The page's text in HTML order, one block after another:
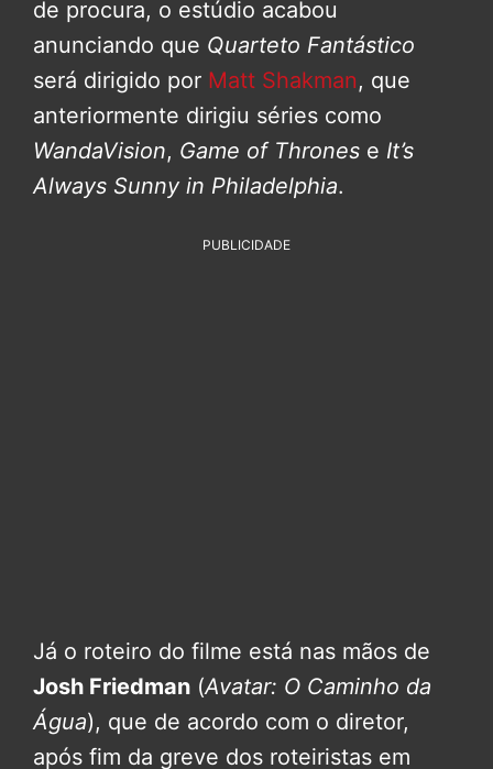
de procura, o estúdio acabou
anunciando que Quarteto Fantástico
será dirigido por Matt Shakman, que
anteriormente dirigiu séries como
WandaVision, Game of Thrones e It’s
Always Sunny in Philadelphia.
PUBLICIDADE
Já o roteiro do filme está nas mãos de
Josh Friedman (Avatar: O Caminho da
Água), que de acordo com o diretor,
após fim da greve dos roteiristas em